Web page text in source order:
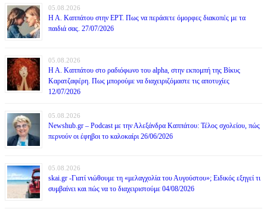
05.08.2026
Η Α. Καππάτου στην ΕΡΤ. Πως να περάσετε όμορφες διακοπές με τα
παιδιά σας. 27/07/2026
05.08.2026
Η Α. Καππάτου στο ραδιόφωνο του alpha, στην εκπομπή της Βίκυς
Καρατζαφέρη. Πως μπορούμε να διαχειριζόμαστε τις αποτυχίες
12/07/2026
05.08.2026
Newshub.gr – Podcast με την Αλεξάνδρα Καππάτου: Τέλος σχολείου, πώς
περνούν οι έφηβοι το καλοκαίρι 26/06/2026
05.08.2026
skai.gr -Γιατί νιώθουμε τη «μελαγχολία του Αυγούστου»; Ειδικός εξηγεί τι
συμβαίνει και πώς να το διαχειριστούμε 04/08/2026